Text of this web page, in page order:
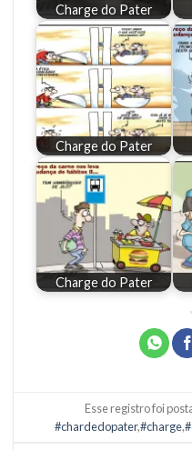
Charge do Pater
Charge do Pater
Charge do Pater
Esse registro foi
#chardedopater,#charge,